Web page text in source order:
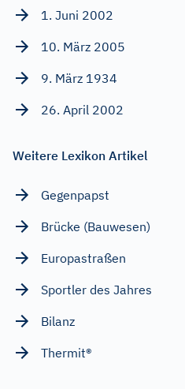
1. Juni 2002
10. März 2005
9. März 1934
26. April 2002
Weitere Lexikon Artikel
Gegenpapst
Brücke (Bauwesen)
Europastraßen
Sportler des Jahres
Bilanz
Thermit®